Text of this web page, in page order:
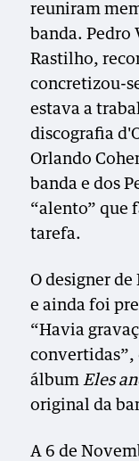
reuniram
banda. Pedro
Rastilho,
concretizou-
estava a
discografia
Orlando
banda e dos
“alento” que
tarefa.
O designer
e ainda foi
“Havia
convertidas”,
álbumEles
original da
A 6 de